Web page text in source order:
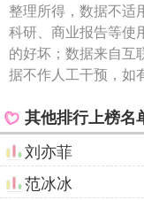
整理所得，数据不适
科研、商业报告等使
的好坏；数据来自互
据不作人工干预，如
其他排行上榜名
刘亦菲
范冰冰